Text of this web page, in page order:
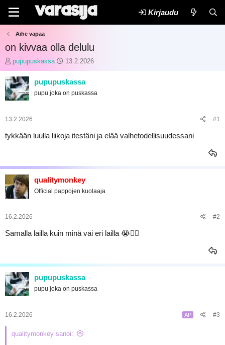
Kirjaudu
Aihe vapaa
on kivvaa olla delulu
K
e
s
k
u
l
l
o
i
t
a
a
pupupuskassa
A
l
o
t
ä
i
m
ä
r
13.2.2026
pupupuskassa
pupu joka on puskassa
13.2.2026 #1
tykkään luulla liikoja itestäni ja elää valhetodellisuudessani
qualitymonkey
Official pappojen kuolaaja
16.2.2026 #2
Samalla lailla kuin minä vai eri lailla 😭☝🏻
pupupuskassa
pupu joka on puskassa
16.2.2026 AP #3
qualitymonkey sanoi: